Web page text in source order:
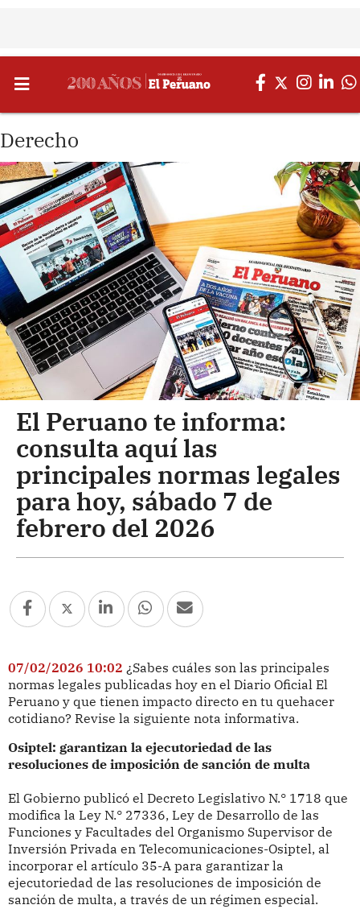
Derecho
El Peruano te informa:
consulta aquí las
principales normas legales
para hoy, sábado 7 de
febrero del 2026
07/02/2026 10:02 ¿Sabes cuáles son las principales
normas legales publicadas hoy en el Diario Oficial El
Peruano y que tienen impacto directo en tu quehacer
cotidiano? Revise la siguiente nota informativa.
Osiptel: garantizan la ejecutoriedad de las
resoluciones de imposición de sanción de multa
El Gobierno publicó el Decreto Legislativo N.° 1718 que
modifica la Ley N.° 27336, Ley de Desarrollo de las
Funciones y Facultades del Organismo Supervisor de
Inversión Privada en Telecomunicaciones-Osiptel, al
incorporar el artículo 35-A para garantizar la
ejecutoriedad de las resoluciones de imposición de
sanción de multa, a través de un régimen especial.